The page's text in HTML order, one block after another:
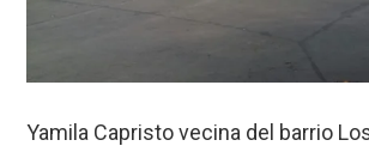
Yamila Capristo vecina del barrio